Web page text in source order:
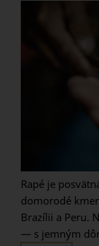
Rapé je
domorodé
Brazílii a Peru.
— s jemným